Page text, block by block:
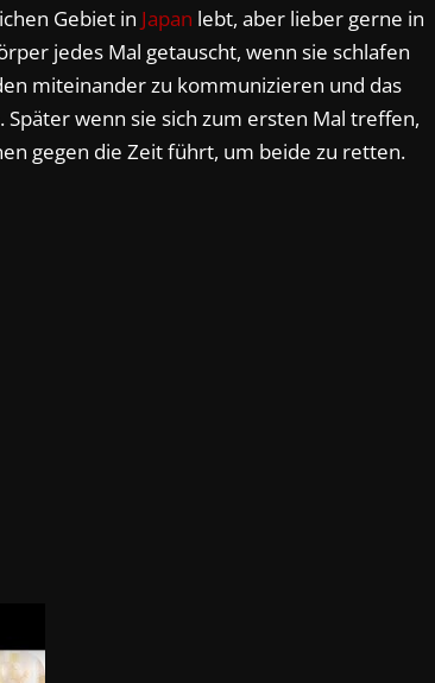
Gebiet in Japan lebt, aber lieber gerne in
jedes Mal getauscht, wenn sie schlafen
miteinander zu kommunizieren und das
wenn sie sich zum ersten Mal treffen,
gegen die Zeit führt, um beide zu retten.